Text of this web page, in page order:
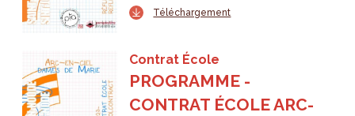
Téléchargement
Contrat École
PROGRAMME -
CONTRAT ÉCOLE ARC-